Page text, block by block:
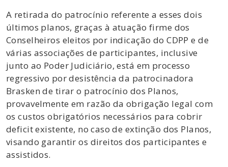
A retirada do patrocínio referente a esses dois
últimos planos, graças à atuação firme dos
Conselheiros eleitos por indicação do CDPP e de
várias associações de participantes, inclusive
junto ao Poder Judiciário, está em processo
regressivo por desistência da patrocinadora
Brasken de tirar o patrocínio dos Planos,
provavelmente em razão da obrigação legal com
os custos obrigatórios necessários para cobrir
deficit existente, no caso de extinção dos Planos,
visando garantir os direitos dos participantes e
assistidos.